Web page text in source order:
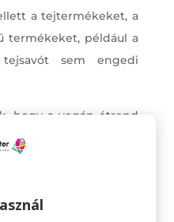
a tejtermékeket, a
termékeket, például a
sem engedi
hogy a vegán étrend
az embereket a
A vegán konyha